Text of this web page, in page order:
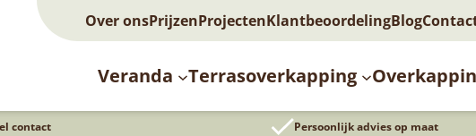
Over onsPrijzenProjectenKlantbeoordelingBlog
Veranda Terrasoverkapping
contact Persoonlijk advies op maat